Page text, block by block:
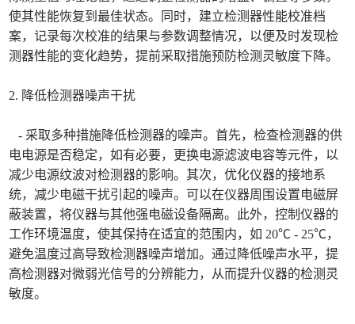
使其性能恢复到最佳状态。同时，建立检测器性能校准档
案，记录每次校准的结果与参数调整情况，以便及时发现检
测器性能的变化趋势，提前采取措施预防检测灵敏度下降。
2. 降低检测器噪声干扰
- 采取多种措施降低检测器的噪声。首先，检查检测器的供
电电源是否稳定，如有必要，更换电源滤波电容等元件，以
减少电源纹波对检测器的影响。其次，优化仪器的接地系
统，减少电磁干扰引起的噪声。可以在仪器周围设置电磁屏
蔽装置，将仪器与其他强电磁设备隔离。此外，控制仪器的
工作环境温度，使其保持在适宜的范围内，如 20℃ - 25℃，
避免温度过高导致检测器噪声增加。通过降低噪声水平，提
高检测器对微弱光信号的分辨能力，从而提升仪器的检测灵
敏度。